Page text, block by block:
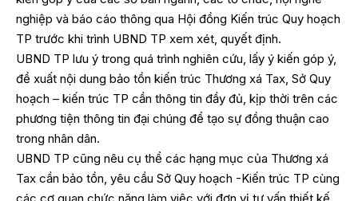
nghiệp và báo cáo thông qua Hội đồng Kiến trúc Quy hoạch
TP trước khi trình UBND TP xem xét, quyết định.
UBND TP lưu ý trong quá trình nghiên cứu, lấy ý kiến góp ý,
đề xuất nội dung bảo tồn kiến trúc Thương xá Tax, Sở Quy
hoạch – kiến trúc TP cần thông tin đầy đủ, kịp thời trên các
phương tiện thông tin đại chúng để tạo sự đồng thuận cao
trong nhân dân.
UBND TP cũng nêu cụ thể các hạng mục của Thương xá
Tax cần bảo tồn, yêu cầu Sở Quy hoạch -Kiến trúc TP cùng